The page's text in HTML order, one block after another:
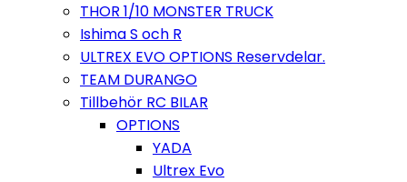
THOR 1/10 MONSTER TRUCK
Ishima S och R
ULTREX EVO OPTIONS Reservdelar.
TEAM DURANGO
Tillbehör RC BILAR
OPTIONS
YADA
Ultrex Evo